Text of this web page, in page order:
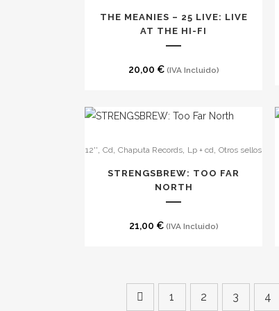
THE MEANIES – 25 LIVE: LIVE
AT THE HI-FI
20,00 € (IVA Incluido)
12'' ,Cd ,Chaputa Records Lp + cd ,Otros sellos
STRENGSBREW: TOO FAR
NORTH
21,00 € (IVA Incluido)
1 2 3 4